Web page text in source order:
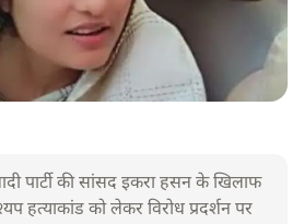
पार्टी की सांसद इकरा हसन के खिलाफ
हत्याकांड को लेकर विरोध प्रदर्शन पर